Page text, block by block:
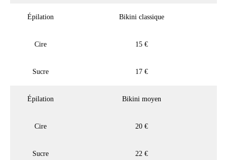
Épilation Bikini classique
Cire 15 €
Sucre 17 €
Épilation Bikini moyen
Cire 20 €
Sucre 22 €